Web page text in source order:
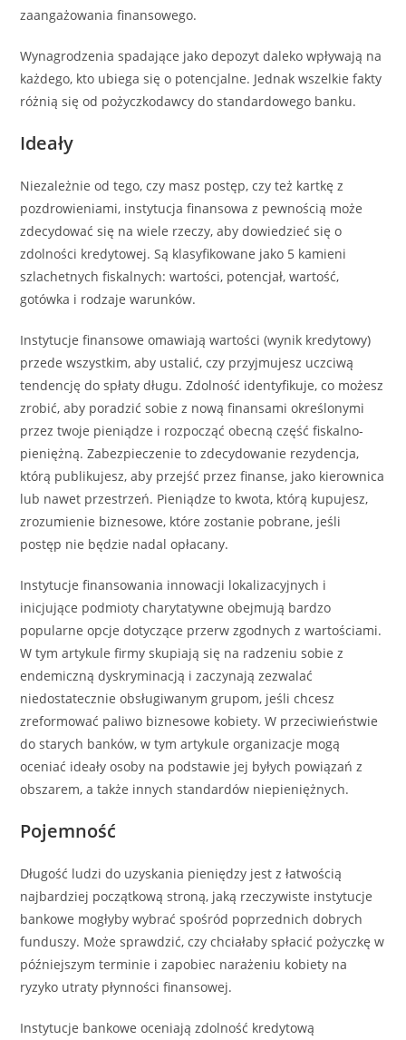
zaangażowania finansowego.
Wynagrodzenia spadające jako depozyt daleko wpływają na
każdego, kto ubiega się o potencjalne. Jednak wszelkie fakty
różnią się od pożyczkodawcy do standardowego banku.
Ideały
Niezależnie od tego, czy masz postęp, czy też kartkę z
pozdrowieniami, instytucja finansowa z pewnością może
zdecydować się na wiele rzeczy, aby dowiedzieć się o
zdolności kredytowej. Są klasyfikowane jako 5 kamieni
szlachetnych fiskalnych: wartości, potencjał, wartość,
gotówka i rodzaje warunków.
Instytucje finansowe omawiają wartości (wynik kredytowy)
przede wszystkim, aby ustalić, czy przyjmujesz uczciwą
tendencję do spłaty długu. Zdolność identyfikuje, co możesz
zrobić, aby poradzić sobie z nową finansami określonymi
przez twoje pieniądze i rozpocząć obecną część fiskalno-
pieniężną. Zabezpieczenie to zdecydowanie rezydencja,
którą publikujesz, aby przejść przez finanse, jako kierownica
lub nawet przestrzeń. Pieniądze to kwota, którą kupujesz,
zrozumienie biznesowe, które zostanie pobrane, jeśli
postęp nie będzie nadal opłacany.
Instytucje finansowania innowacji lokalizacyjnych i
inicjujące podmioty charytatywne obejmują bardzo
popularne opcje dotyczące przerw zgodnych z wartościami.
W tym artykule firmy skupiają się na radzeniu sobie z
endemiczną dyskryminacją i zaczynają zezwalać
niedostatecznie obsługiwanym grupom, jeśli chcesz
zreformować paliwo biznesowe kobiety. W przeciwieństwie
do starych banków, w tym artykule organizacje mogą
oceniać ideały osoby na podstawie jej byłych powiązań z
obszarem, a także innych standardów niepieniężnych.
Pojemność
Długość ludzi do uzyskania pieniędzy jest z łatwością
najbardziej początkową stroną, jaką rzeczywiste instytucje
bankowe mogłyby wybrać spośród poprzednich dobrych
funduszy. Może sprawdzić, czy chciałaby spłacić pożyczkę w
późniejszym terminie i zapobiec narażeniu kobiety na
ryzyko utraty płynności finansowej.
Instytucje bankowe oceniają zdolność kredytową